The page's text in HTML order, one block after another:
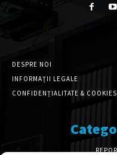
DESPRE NOI
INFORMAȚII LEGALE
CONFIDENȚIALITATE & COOKIES